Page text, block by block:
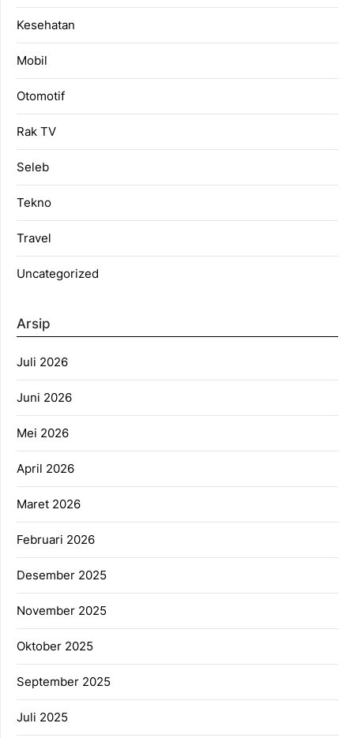
Kesehatan
Mobil
Otomotif
Rak TV
Seleb
Tekno
Travel
Uncategorized
Arsip
Juli 2026
Juni 2026
Mei 2026
April 2026
Maret 2026
Februari 2026
Desember 2025
November 2025
Oktober 2025
September 2025
Juli 2025